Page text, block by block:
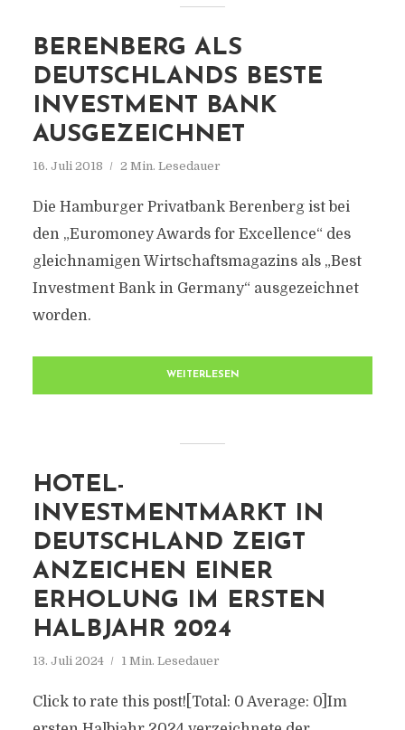
BERENBERG ALS
DEUTSCHLANDS BESTE
INVESTMENT BANK
AUSGEZEICHNET
16. Juli 2018 2 Min. Lesedauer
Die Hamburger Privatbank Berenberg ist bei
den „Euromoney Awards for Excellence“ des
gleichnamigen Wirtschaftsmagazins als „Best
Investment Bank in Germany“ ausgezeichnet
worden.
WEITERLESEN
HOTEL-
INVESTMENTMARKT IN
DEUTSCHLAND ZEIGT
ANZEICHEN EINER
ERHOLUNG IM ERSTEN
HALBJAHR 2024
13. Juli 2024 1 Min. Lesedauer
Click to rate this post![Total: 0 Average: 0]Im